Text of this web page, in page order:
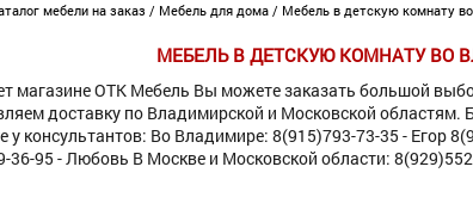
мебели на заказ / Мебель для дома / Мебель в детскую комнату
МЕБЕЛЬ В ДЕТСКУЮ КОМНАТУ ВО
магазине ОТК Мебель Вы можете заказать большой
доставку по Владимирской и Московской
у консультантов: Во Владимире: 8(915)793-73-35 - Егор
36-95 - Любовь В Москве и Московской области: